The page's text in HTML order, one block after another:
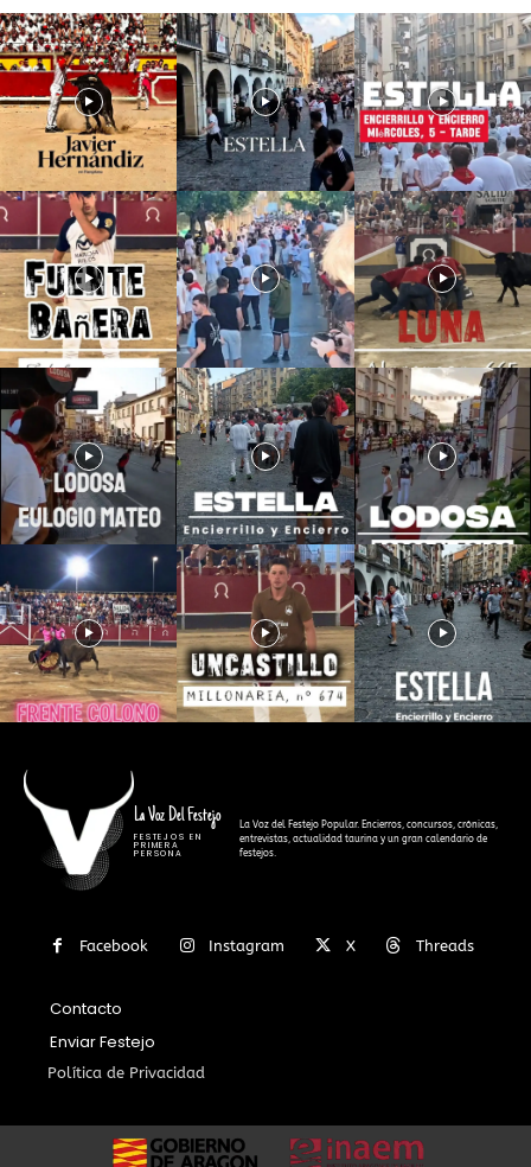
La Voz Del Festejo
FESTEJOS EN
PRIMERA
PERSONA
La Voz del Festejo Popular. Encierros, concursos, crónicas,
entrevistas, actualidad taurina y un gran calendario de
festejos.
Facebook Instagram X Threads
Contacto
Enviar Festejo
Política de Privacidad